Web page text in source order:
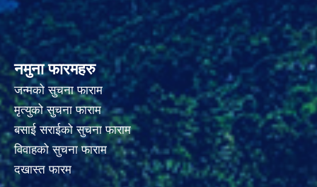
नमुना फारमहरु
जन्मको सुचना फाराम
मृत्युको सुचना फाराम
बसाई सराईको सुचना फाराम
विवाहको सुचना फाराम
दखास्त फारम